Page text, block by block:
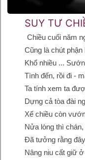
SUY TƯ
Chiều cuối năm
Cũng là chút
Khổ nhiều ...
Tình đến, rồi đi -
Ta tính xem ta
Dựng cả tòa đài
Xế chiều còn
Nửa lòng thì
Đã tưởng rằng
Nâng niu cất giữ